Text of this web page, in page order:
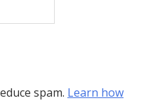
spam. Learn how